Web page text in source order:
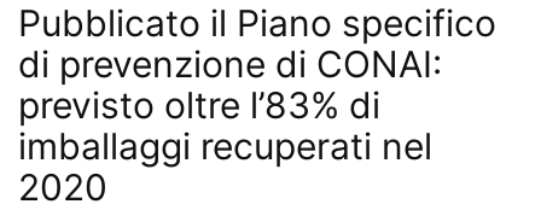
Pubblicato il Piano specifico
di prevenzione di CONAI:
previsto oltre l’83% di
imballaggi recuperati nel
2020